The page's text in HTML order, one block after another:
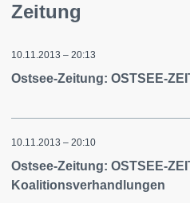
Zeitung
10.11.2013 – 20:13
Ostsee-Zeitung: OSTSEE-
10.11.2013 – 20:10
Ostsee-Zeitung: OSTSEE-
Koalitionsverhandlungen